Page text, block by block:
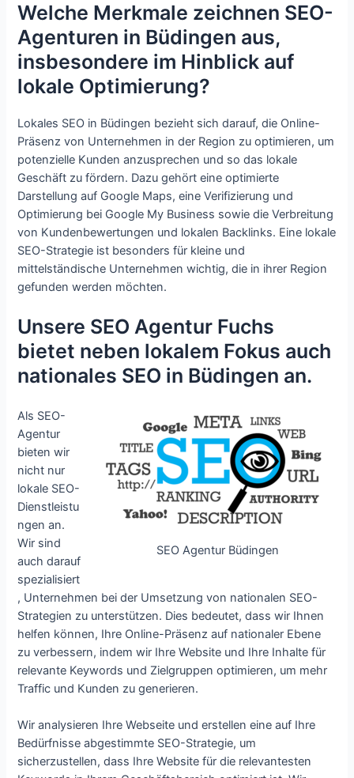
Welche Merkmale zeichnen SEO-
Agenturen in Büdingen aus,
insbesondere im Hinblick auf
lokale Optimierung?
Lokales SEO in Büdingen bezieht sich darauf, die Online-
Präsenz von Unternehmen in der Region zu optimieren, um
potenzielle Kunden anzusprechen und so das lokale
Geschäft zu fördern. Dazu gehört eine optimierte
Darstellung auf Google Maps, eine Verifizierung und
Optimierung bei Google My Business sowie die Verbreitung
von Kundenbewertungen und lokalen Backlinks. Eine lokale
SEO-Strategie ist besonders für kleine und
mittelständische Unternehmen wichtig, die in ihrer Region
gefunden werden möchten.
Unsere SEO Agentur Fuchs
bietet neben lokalem Fokus auch
nationales SEO in Büdingen an.
SEO Agentur Büdingen
Als SEO-
Agentur
bieten wir
nicht nur
lokale SEO-
Dienstleistu
ngen an.
Wir sind
auch darauf
spezialisiert
, Unternehmen bei der Umsetzung von nationalen SEO-
Strategien zu unterstützen. Dies bedeutet, dass wir Ihnen
helfen können, Ihre Online-Präsenz auf nationaler Ebene
zu verbessern, indem wir Ihre Website und Ihre Inhalte für
relevante Keywords und Zielgruppen optimieren, um mehr
Traffic und Kunden zu generieren.
Wir analysieren Ihre Webseite und erstellen eine auf Ihre
Bedürfnisse abgestimmte SEO-Strategie, um
sicherzustellen, dass Ihre Website für die relevantesten